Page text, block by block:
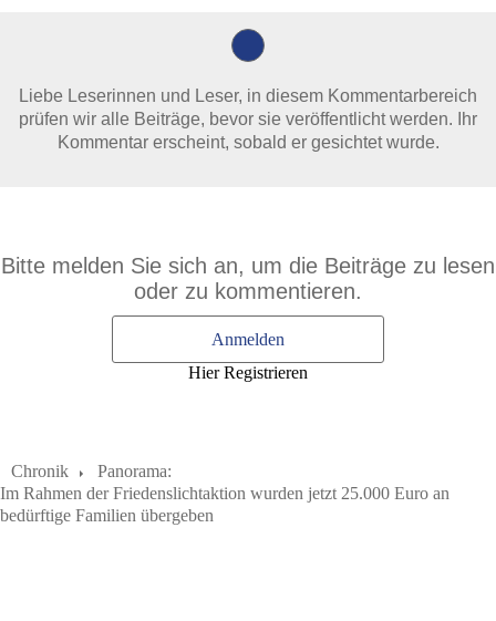
Liebe Leserinnen und Leser, in diesem Kommentarbereich
prüfen wir alle Beiträge, bevor sie veröffentlicht werden. Ihr
Kommentar erscheint, sobald er gesichtet wurde.
Bitte melden Sie sich an, um die Beiträge zu lesen
oder zu kommentieren.
Anmelden
Hier Registrieren
Chronik
Panorama:
Im Rahmen der Friedenslichtaktion wurden jetzt 25.000 Euro an
bedürftige Familien übergeben